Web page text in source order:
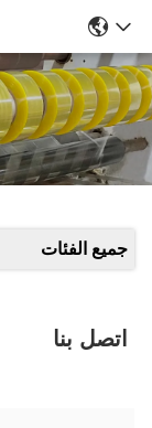
جميع الفئات
اتصل بنا